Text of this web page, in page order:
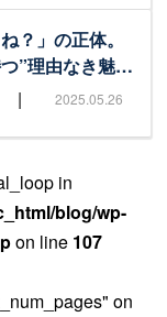
？」の正体。
”理由なき魅…
| 2025.05.26
in
blog/wp-
on line 107
on